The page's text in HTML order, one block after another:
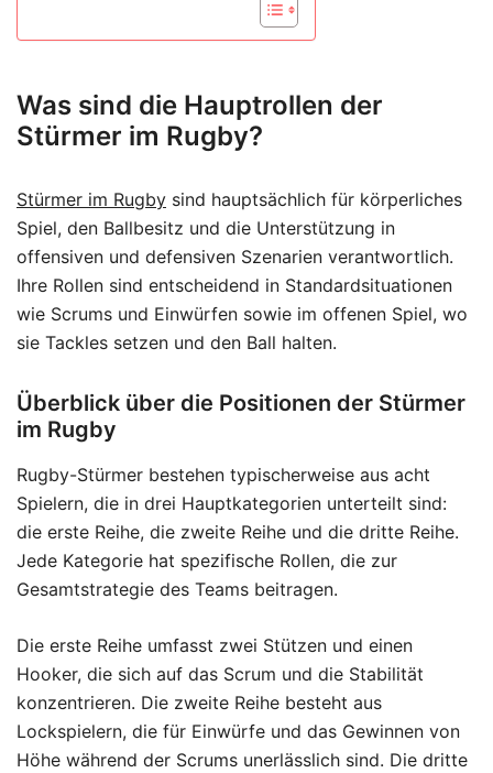
Was sind die Hauptrollen der
Stürmer im Rugby?
Stürmer im Rugby sind hauptsächlich für körperliches
Spiel, den Ballbesitz und die Unterstützung in
offensiven und defensiven Szenarien verantwortlich.
Ihre Rollen sind entscheidend in Standardsituationen
wie Scrums und Einwürfen sowie im offenen Spiel, wo
sie Tackles setzen und den Ball halten.
Überblick über die Positionen der Stürmer
im Rugby
Rugby-Stürmer bestehen typischerweise aus acht
Spielern, die in drei Hauptkategorien unterteilt sind:
die erste Reihe, die zweite Reihe und die dritte Reihe.
Jede Kategorie hat spezifische Rollen, die zur
Gesamtstrategie des Teams beitragen.
Die erste Reihe umfasst zwei Stützen und einen
Hooker, die sich auf das Scrum und die Stabilität
konzentrieren. Die zweite Reihe besteht aus
Lockspielern, die für Einwürfe und das Gewinnen von
Höhe während der Scrums unerlässlich sind. Die dritte